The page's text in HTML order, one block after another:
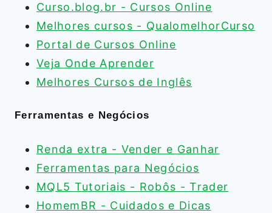
Curso.blog.br - Cursos Online
Melhores cursos - QualomelhorCurso
Portal de Cursos Online
Veja Onde Aprender
Melhores Cursos de Inglês
Ferramentas e Negócios
Renda extra - Vender e Ganhar
Ferramentas para Negócios
MQL5 Tutoriais - Robôs - Trader
HomemBR - Cuidados e Dicas